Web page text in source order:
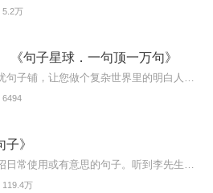
5.2万
句子星球．一句顶一万句》
6494
子》
119.4万